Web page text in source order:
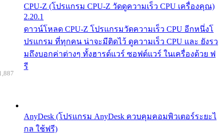
CPU-Z (โปรแกรม CPU-Z วัดดูความเร็ว CPU เครื่องคุณ)
2.20.1
ดาวน์โหลด CPU-Z โปรแกรมวัดความเร็ว CPU อีกหนึ่งโ
ปรแกรม ที่ทุกคน น่าจะมีติดไว้ ดูความเร็ว CPU และ ยังรว
มถึงบอกค่าต่างๆ ทั้งฮารด์แวร์ ซอฟต์แวร์ ในเครื่องด้วย ฟ
รี
AnyDesk (โปรแกรม AnyDesk ควบคุมคอมพิวเตอร์ระยะไ
กล ใช้ฟรี)